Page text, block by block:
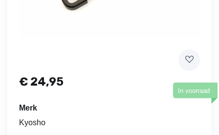
€ 24,95
In voorraad
Merk
Kyosho